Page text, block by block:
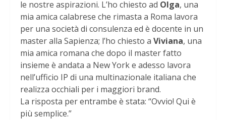
le nostre aspirazioni. L’ho chiesto ad Olga, una
mia amica calabrese che rimasta a Roma lavora
per una società di consulenza ed è docente in un
master alla Sapienza; l’ho chiesto a Viviana, una
mia amica romana che dopo il master fatto
insieme è andata a New York e adesso lavora
nell’ufficio IP di una multinazionale italiana che
realizza occhiali per i maggiori brand.
La risposta per entrambe è stata: “Ovvio! Qui è
più semplice.”